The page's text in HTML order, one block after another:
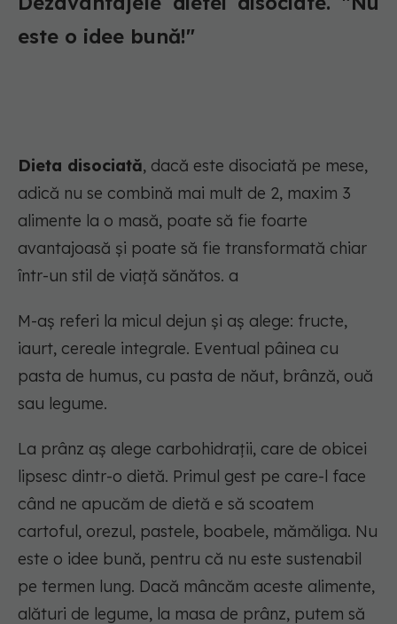
este o idee bună!"
Dieta disociată, dacă este disociată pe mese,
adică nu se combină mai mult de 2, maxim 3
alimente la o masă, poate să fie foarte
avantajoasă și poate să fie transformată chiar
într-un stil de viață sănătos. a
M-aș referi la micul dejun și aș alege: fructe,
iaurt, cereale integrale. Eventual pâinea cu
pasta de humus, cu pasta de năut, brânză, ouă
sau legume.
La prânz aș alege carbohidrații, care de obicei
lipsesc dintr-o dietă. Primul gest pe care-l face
când ne apucăm de dietă e să scoatem
cartoful, orezul, pastele, boabele, mămăliga. Nu
este o idee bună, pentru că nu este sustenabil
pe termen lung. Dacă mâncăm aceste alimente,
alături de legume, la masa de prânz, putem să